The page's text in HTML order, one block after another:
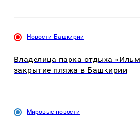
Новости Башкирии
Владелица парка отдыха
закрытие пляжа в Башкирии
Мировые новости